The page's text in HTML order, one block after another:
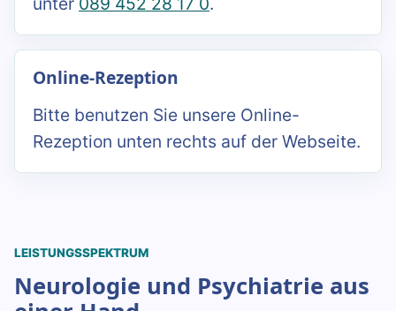
Online-Rezeption
Bitte benutzen Sie unsere Online-
Rezeption unten rechts auf der Webseite.
LEISTUNGSSPEKTRUM
Neurologie und Psychiatrie aus